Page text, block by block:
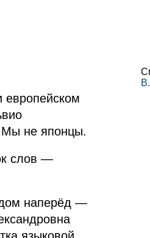
европейском
Мы не японцы.
слов —
наперёд —